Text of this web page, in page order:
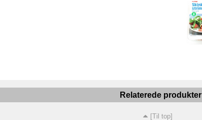
Relaterede produkter
[Til top]